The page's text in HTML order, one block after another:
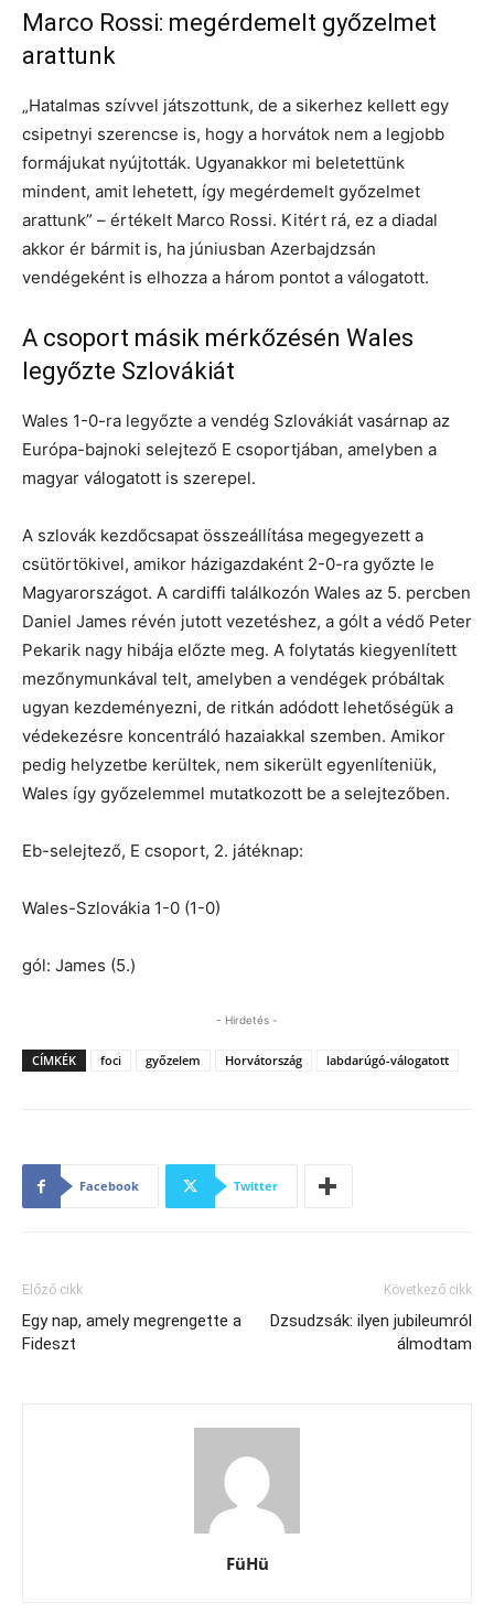
Marco Rossi: megérdemelt győzelmet
arattunk
„Hatalmas szívvel játszottunk, de a sikerhez kellett egy
csipetnyi szerencse is, hogy a horvátok nem a legjobb
formájukat nyújtották. Ugyanakkor mi beletettünk
mindent, amit lehetett, így megérdemelt győzelmet
arattunk” – értékelt Marco Rossi. Kitért rá, ez a diadal
akkor ér bármit is, ha júniusban Azerbajdzsán
vendégeként is elhozza a három pontot a válogatott.
A csoport másik mérkőzésén Wales
legyőzte Szlovákiát
Wales 1-0-ra legyőzte a vendég Szlovákiát vasárnap az
Európa-bajnoki selejtező E csoportjában, amelyben a
magyar válogatott is szerepel.
A szlovák kezdőcsapat összeállítása megegyezett a
csütörtökivel, amikor házigazdaként 2-0-ra győzte le
Magyarországot. A cardiffi találkozón Wales az 5. percben
Daniel James révén jutott vezetéshez, a gólt a védő Peter
Pekarik nagy hibája előzte meg. A folytatás kiegyenlített
mezőnymunkával telt, amelyben a vendégek próbáltak
ugyan kezdeményezni, de ritkán adódott lehetőségük a
védekezésre koncentráló hazaiakkal szemben. Amikor
pedig helyzetbe kerültek, nem sikerült egyenlíteniük,
Wales így győzelemmel mutatkozott be a selejtezőben.
Eb-selejtező, E csoport, 2. játéknap:
Wales-Szlovákia 1-0 (1-0)
gól: James (5.)
- Hirdetés -
CÍMKÉK foci győzelem Horvátország labdarúgó-válogatott
Facebook Twitter
Előző cikk
Egy nap, amely megrengette a
Fideszt
Következő cikk
Dzsudzsák: ilyen jubileumról
álmodtam
FüHü